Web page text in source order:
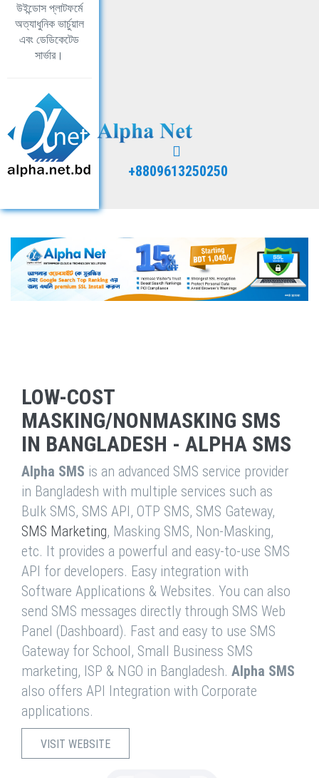
উইন্ডোস প্লাটফর্মে
অত্যাধুনিক ভার্চুয়াল
এবং ডেডিকেটেড
সার্ভার।
+8809613250250
LOW-COST
MASKING/NONMASKING SMS
IN BANGLADESH - ALPHA SMS
Alpha SMS is an advanced SMS service provider
in Bangladesh with multiple services such as
Bulk SMS, SMS API, OTP SMS, SMS Gateway,
SMS Marketing, Masking SMS, Non-Masking,
etc. It provides a powerful and easy-to-use SMS
API for developers. Easy integration with
Software Applications & Websites. You can also
send SMS messages directly through SMS Web
Panel (Dashboard). Fast and easy to use SMS
Gateway for School, Small Business SMS
marketing, ISP & NGO in Bangladesh. Alpha SMS
also offers API Integration with Corporate
applications.
VISIT WEBSITE